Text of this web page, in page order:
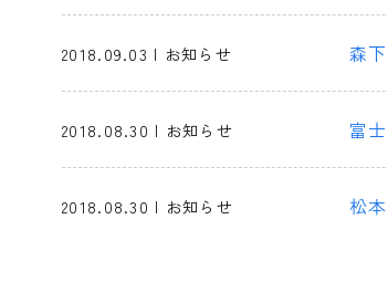
2018.09.03 | お知らせ 森
2018.08.30 | お知らせ 富
2018.08.30 | お知らせ 松